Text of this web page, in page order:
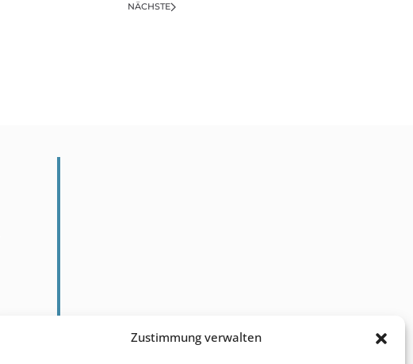
Zustimmung verwalten
NÄCHSTE